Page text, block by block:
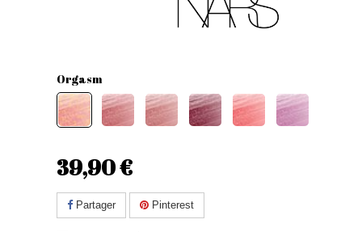
Orgasm
39,90 €
Partager Pinterest